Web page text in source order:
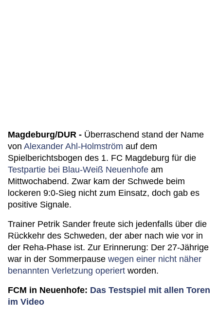
Magdeburg/DUR - Überraschend stand der Name
von Alexander Ahl-Holmström auf dem
Spielberichtsbogen des 1. FC Magdeburg für die
Testpartie bei Blau-Weiß Neuenhofe am
Mittwochabend. Zwar kam der Schwede beim
lockeren 9:0-Sieg nicht zum Einsatz, doch gab es
positive Signale.
Trainer Petrik Sander freute sich jedenfalls über die
Rückkehr des Schweden, der aber nach wie vor in
der Reha-Phase ist. Zur Erinnerung: Der 27-Jährige
war in der Sommerpause wegen einer nicht näher
benannten Verletzung operiert worden.
FCM in Neuenhofe: Das Testspiel mit allen Toren
im Video